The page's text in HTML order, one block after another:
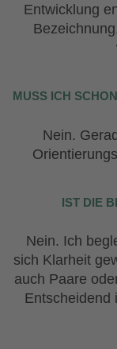
Entwicklung
MUSS ICH
Nein.
IST DIE
Nein. Ich
sich Klarheit
auch Paare
Entscheidend